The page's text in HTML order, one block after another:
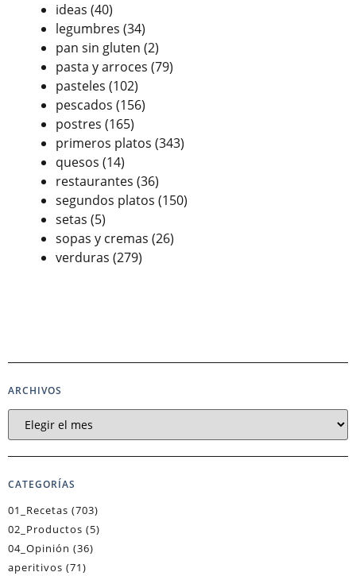
ideas (40)
legumbres (34)
pan sin gluten (2)
pasta y arroces (79)
pasteles (102)
pescados (156)
postres (165)
primeros platos (343)
quesos (14)
restaurantes (36)
segundos platos (150)
setas (5)
sopas y cremas (26)
verduras (279)
ARCHIVOS
CATEGORÍAS
01_Recetas (703)
02_Productos (5)
04_Opinión (36)
aperitivos (71)